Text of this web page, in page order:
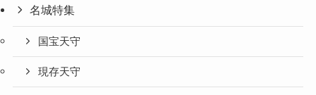
名城特集
国宝天守
現存天守